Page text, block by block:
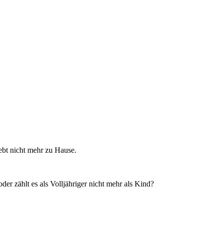
nicht mehr zu Hause.
zählt es als Volljähriger nicht mehr als Kind?